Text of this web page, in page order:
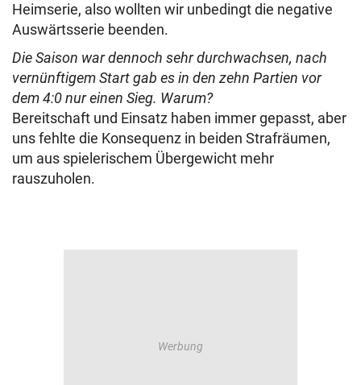
Heimserie, also wollten wir unbedingt die negative
Auswärtsserie beenden.
Die Saison war dennoch sehr durchwachsen, nach
vernünftigem Start gab es in den zehn Partien vor
dem 4:0 nur einen Sieg. Warum?
Bereitschaft und Einsatz haben immer gepasst, aber
uns fehlte die Konsequenz in beiden Strafräumen,
um aus spielerischem Übergewicht mehr
rauszuholen.